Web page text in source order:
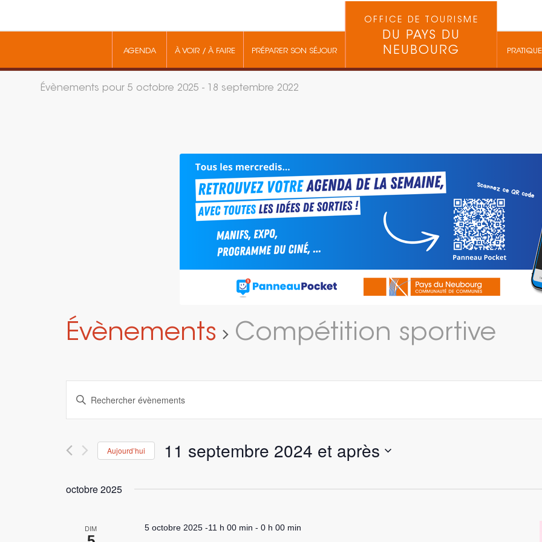
AGENDA À VOIR / À FAIRE PRÉPARER SON SÉJOUR
OFFICE DE TOURISME
DU PAYS DU
NEUBOURG
PRATIQUE
Évènements pour 5 octobre 2025 - 18 septembre 2022
Évènements Compétition sportive
et
de
vues
Saisir
ÉvènementsAujourd’hui 11 septembre 2024 et après
octobre 2025
DIM 5 octobre 2025 -11 h 00 min -0 h 00 min